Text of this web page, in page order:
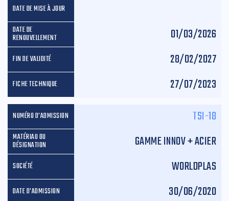
01/03/2026
28/02/2027
27/07/2023
TSI-18
GAMME INNOV + ACIER
WORLDPLAS
30/06/2020